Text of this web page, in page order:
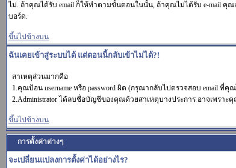
ไม่. ถ้าคุณได้รับ email ก็ให้ทำตามขั้นตอนในนั้น, ถ้าคุณไม่ได้รับ e-mail คุ
บอร์ด.
ขึ้นไปข้างบน
ฉันเคยเข้าสู่ระบบได้ แต่ตอนนี้กลับเข้าไม่ได้?!
สาเหตุส่วนมากคือ
1.คุณป้อน username หรือ password ผิด (กรุณากลับไปตรวจสอบ email ที่
2.Administrator ได้ลบชื่อบัญชีของคุณด้วยสาเหตุบางประการ อาจเพรา
ขึ้นไปข้างบน
การตั้งค่าต่างๆ
จะเปลี่ยนแปลงการตั้งค่าได้อย่างไร?